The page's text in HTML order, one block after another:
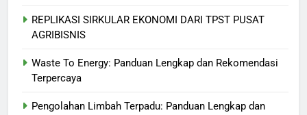
REPLIKASI SIRKULAR EKONOMI DARI TPST PUSAT
AGRIBISNIS
Waste To Energy: Panduan Lengkap dan Rekomendasi
Terpercaya
Pengolahan Limbah Terpadu: Panduan Lengkap dan